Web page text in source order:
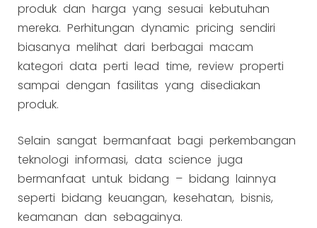
produk dan harga yang sesuai kebutuhan
mereka. Perhitungan dynamic pricing sendiri
biasanya melihat dari berbagai macam
kategori data perti lead time, review properti
sampai dengan fasilitas yang disediakan
produk.
Selain sangat bermanfaat bagi perkembangan
teknologi informasi, data science juga
bermanfaat untuk bidang – bidang lainnya
seperti bidang keuangan, kesehatan, bisnis,
keamanan dan sebagainya.